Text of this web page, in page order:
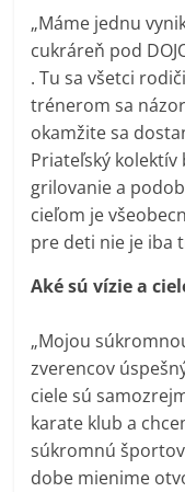
„Máme jednu
cukráreň pod
. Tu sa všetci
trénerom sa
okamžite sa
Priateľský kolektív
grilovanie a
cieľom je
pre deti nie je iba
Aké sú vízie a
„Mojou
zverencov
ciele sú
karate klub a
súkromnú
dobe mienime